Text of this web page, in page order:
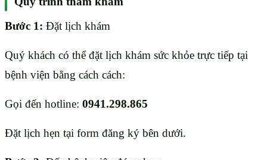
Bước 1: Đặt lịch khám
Quý khách có thể đặt lịch khám sức khỏe trực tiếp tại
bệnh viện bằng cách cách:
Gọi đến hotline: 0941.298.865
Đặt lịch hẹn tại form đăng ký bên dưới.